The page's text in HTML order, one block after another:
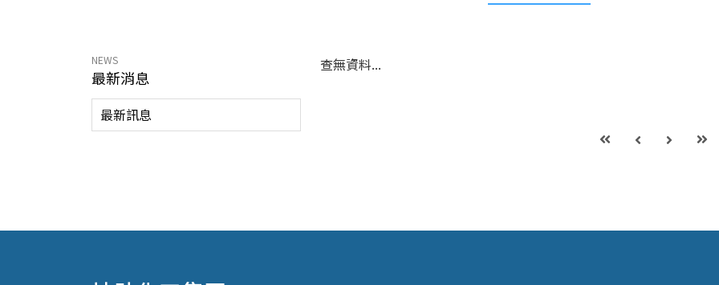
NEWS
最新消息
最新訊息
查無資料...